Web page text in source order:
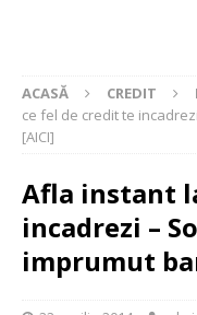
ACASĂ CREDIT
ce fel de credit te
[AICI]
Afla instant
incadrezi –
imprumut